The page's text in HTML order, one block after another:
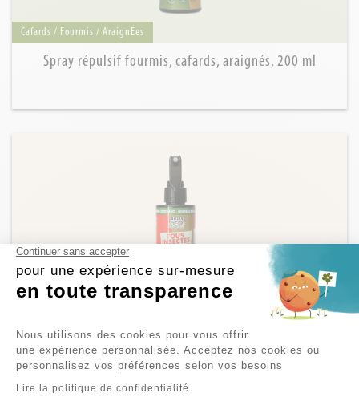
Continuer sans accepter
pour une expérience sur-mesure
en toute transparence
Plateforme de Gestion du
Nous utilisons des cookies pour vous offrir
une expérience personnalisée. Acceptez nos cookies ou
personnalisez vos préférences selon vos besoins
Lire la politique de confidentialité
Axeptio consent
Cafards / Fourmis / AraignÉes
Spray répulsif fourmis, cafards, araignés, 200 ml
Tous insectes
Spray insecticide action foudroyante Tous insectes, 200
ml